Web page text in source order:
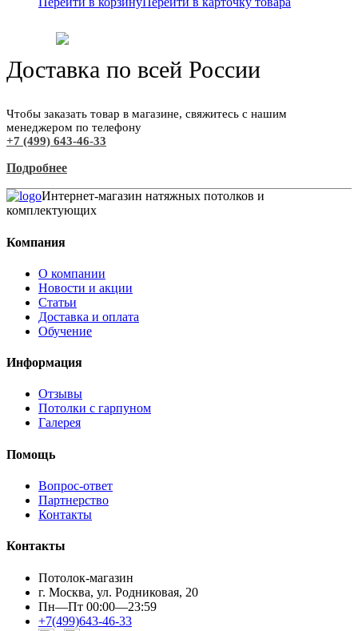
Доставка по всей России
Чтобы заказать товар в магазине, свяжитесь с нашим
менеджером по телефону
+7 (499) 643-46-33
Подробнее
Интернет-магазин натяжных потолков и
комплектующих
Компания
О компании
Новости и акции
Статьи
Доставка и оплата
Обучение
Информация
Отзывы
Потолки с гарпуном
Галерея
Помощь
Вопрос-ответ
Партнерство
Контакты
Контакты
Потолок-магазин
г. Москва, ул. Родниковая, 20
Пн—Пт 00:00—23:59
+7(499)643-46-33